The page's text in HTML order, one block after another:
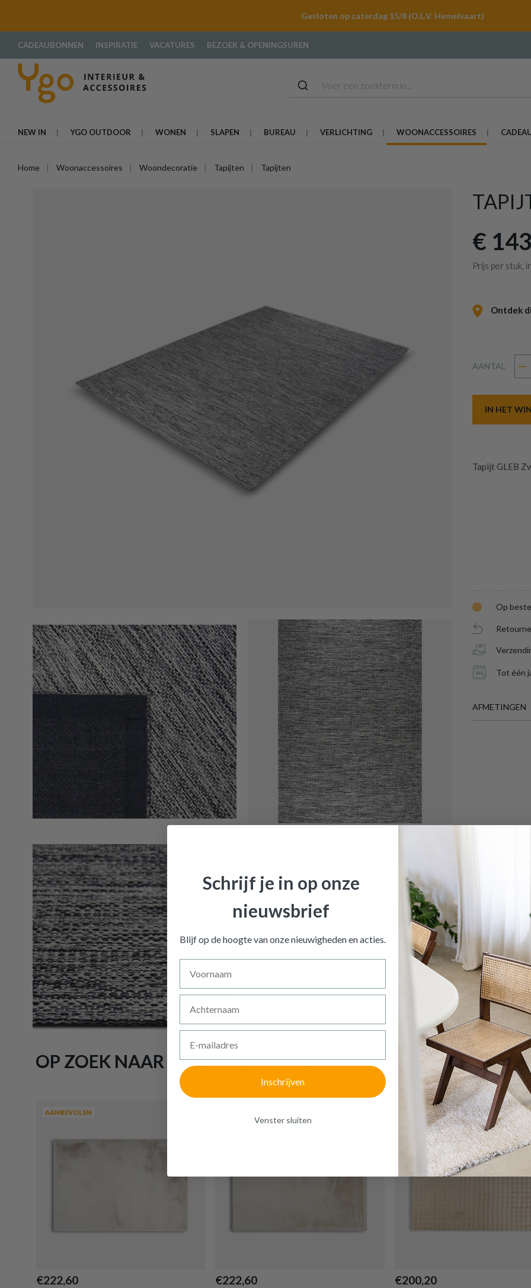
Gesloten op zaterdag 15/8 (O.L.V. Hemelvaart)
CADEAUBONNEN INSPIRATIE VACATURES BEZOEK & OPENINGSUREN
NEW IN YGO OUTDOOR WONEN SLAPEN BUREAU VERLICHTING WOONACCESSOIRES
Home Woonaccessoires Woondecoratie Tapijten Tapijten
€
Prijs per stuk,
Ontdek
AANTAL
IN HET
Tapijt GLEB
Op
Tot één
AFMETINGEN
OP ZOEK NAAR MEER INSPIRATIE
AANBEVOLEN
€222,60 €222,60
AANBEVOLEN
€200,20
Tapijt GLEB Zwart 160x230 is toegevoegd aan je winkelmandje
TAPIJT GLEB ZWART 160X230
Prijs per stuk, incl. btw en excl. verzendkosten
of verder winkelen
Schrijf je in op onze
nieuwsbrief
Blijf op de hoogte van onze nieuwigheden enacties.
Inschrijven
Venster sluiten